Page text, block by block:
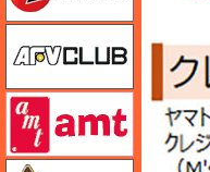
amt